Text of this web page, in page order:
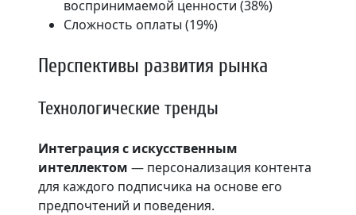
воспринимаемой ценности (38%)
Сложность оплаты (19%)
Перспективы развития рынка
Технологические тренды
Интеграция с искусственным
интеллектом — персонализация контента
для каждого подписчика на основе его
предпочтений и поведения.